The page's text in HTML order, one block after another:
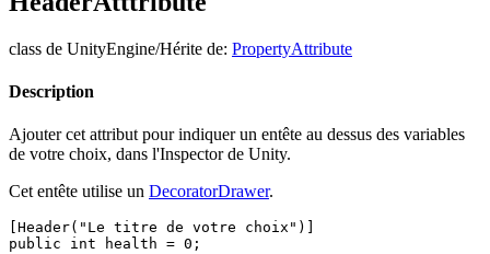
class de UnityEngine/Hérite de: PropertyAttribute
Description
Ajouter cet attribut pour indiquer un entête au dessus des variables
de votre choix, dans l'Inspector de Unity.
Cet entête utilise un DecoratorDrawer.
[Header("Le titre de votre choix")]
public int health = 0;